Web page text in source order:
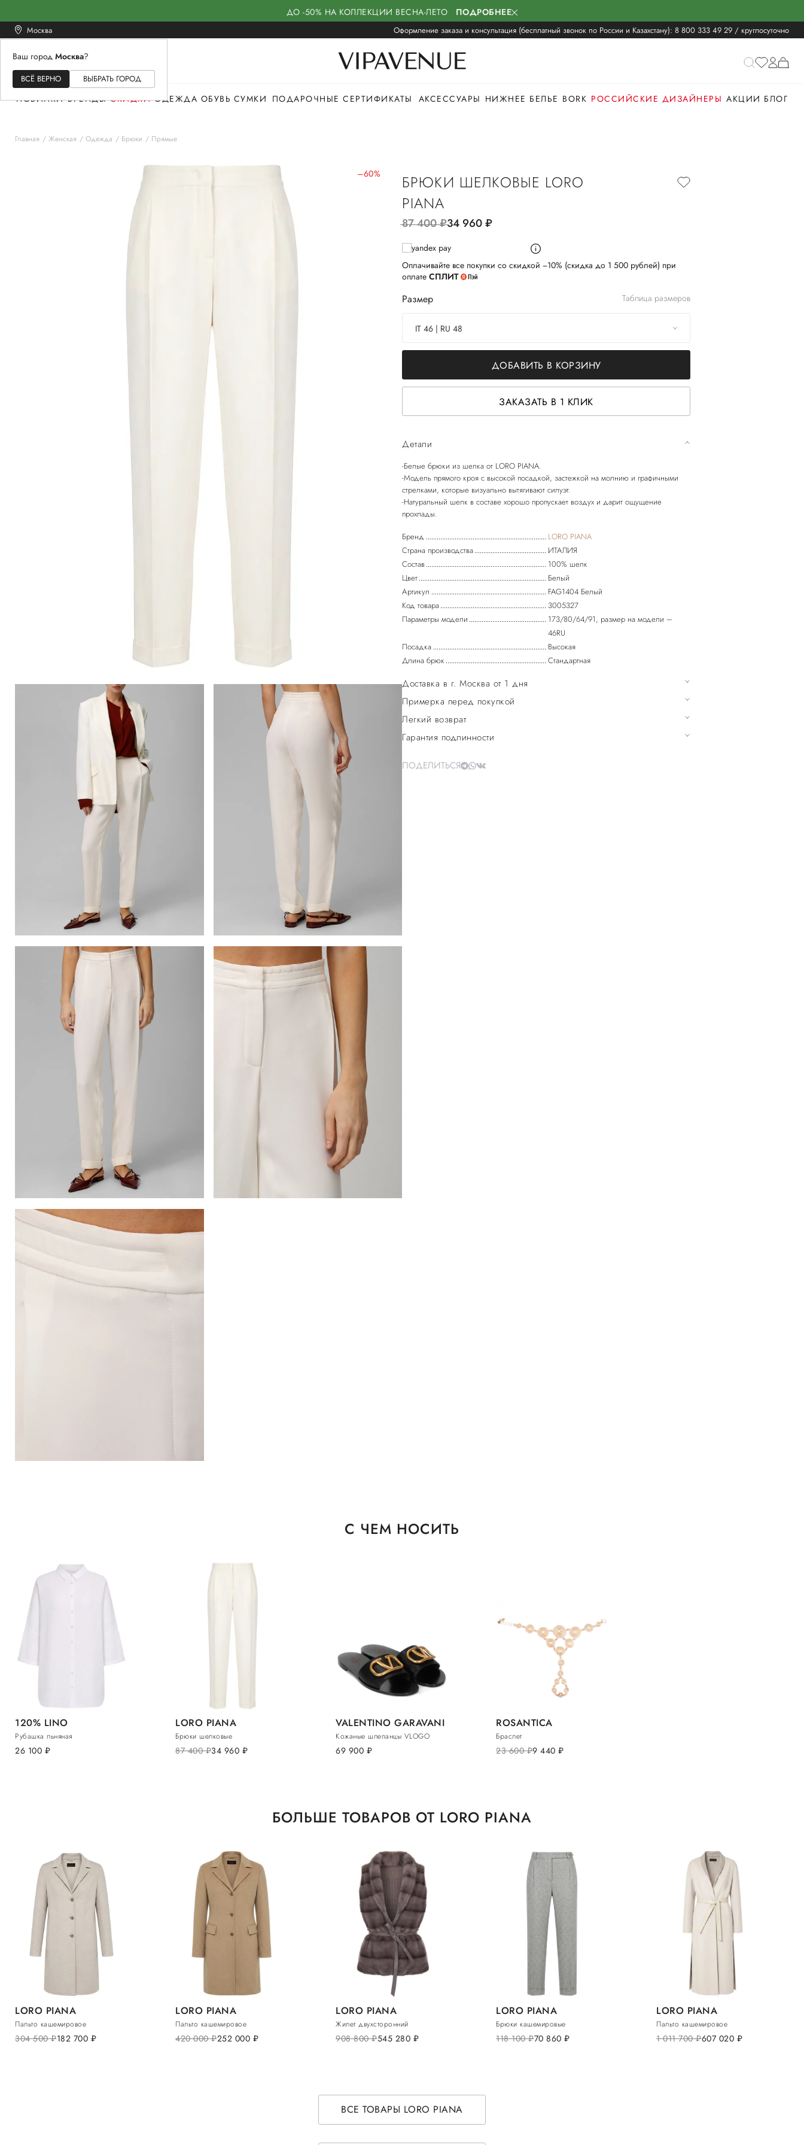
ДО -50% НА КОЛЛЕКЦИИ ВЕСНА-ЛЕТО ПОДРОБНЕЕ
Москва Оформление заказа и консультация (бесплатный звонок по России и Казахстану): 8 800 333 49 29 / круглосуточно
Ваш город Москва?
ВСЁ ВЕРНО ВЫБРАТЬ ГОРОД
ЖЕНСКОЕМУЖСКОЕ
НОВИНКИ БРЕНДЫ СКИДКИ ОДЕЖДА ОБУВЬ СУМКИ ПОДАРОЧНЫЕ СЕРТИФИКАТЫ АКСЕССУАРЫ НИЖНЕЕ БЕЛЬЕ BORK РОССИЙСКИЕ ДИЗАЙНЕРЫ АКЦИИ БЛОГ
Главная Женская Одежда Брюки Прямые
–60%
БРЮКИ ШЕЛКОВЫЕ LORO
PIANA
87 400руб.34 960руб.
Оплачивайте все покупки со скидкой −10% (скидка до 1 500 рублей) при
оплате СПЛИТ
Размер Таблица размеров
IT 46 | RU 48
ДОБАВИТЬ В КОРЗИНУ
ЗАКАЗАТЬ В 1 КЛИК
Детали
-Белые брюки из шелка от LORO PIANA.
-Модель прямого кроя с высокой посадкой, застежкой на молнию и графичными
стрелками, которые визуально вытягивают силуэт.
-Натуральный шелк в составе хорошо пропускает воздух и дарит ощущение
Бренд
LORO PIANA
Страна производства
ИТАЛИЯ
Состав
100% шелк
Цвет
Белый
Артикул
FAG1404 Белый
Код товара
3005327
Параметры модели
173/80/64/91, размер на модели –
46RU
Посадка
Высокая
Длина брюк
Стандартная
Доставка в г. Москва от 1 дня
Примерка перед покупкой
Легкий возврат
Гарантия подлинности
ПОДЕЛИТЬСЯ
С ЧЕМ НОСИТЬ
120% LINO
Рубашка льняная
26 100 руб.
LORO PIANA
Брюки шелковые
87 400руб.34 960 руб.
VALENTINO GARAVANI
Кожаные шлепанцы VLOGO
69 900 руб.
ROSANTICA
Браслет
23 600руб.9 440 руб.
БОЛЬШЕ ТОВАРОВ ОТ LORO PIANA
LORO PIANA
Пальто кашемировое
304 500руб.182 700 руб.
LORO PIANA
Пальто кашемировое
420 000руб.252 000 руб.
LORO PIANA
Жилет двухсторонний
908 800руб.545 280 руб.
LORO PIANA
Брюки кашемировые
118 100руб.70 860 руб.
LORO PIANA
Пальто кашемировое
1 011 700руб.607 020 руб.
ВСЕ ТОВАРЫ LORO PIANA